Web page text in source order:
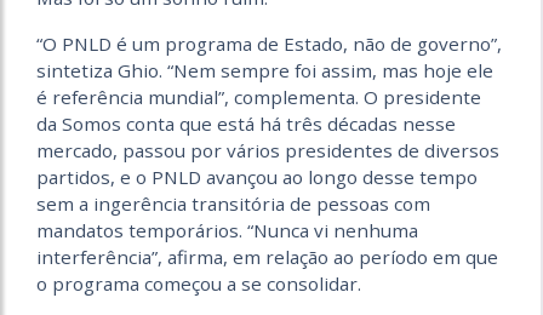
“O PNLD é um programa de Estado, não de governo”,
sintetiza Ghio. “Nem sempre foi assim, mas hoje ele
é referência mundial”, complementa. O presidente
da Somos conta que está há três décadas nesse
mercado, passou por vários presidentes de diversos
partidos, e o PNLD avançou ao longo desse tempo
sem a ingerência transitória de pessoas com
mandatos temporários. “Nunca vi nenhuma
interferência”, afirma, em relação ao período em que
o programa começou a se consolidar.